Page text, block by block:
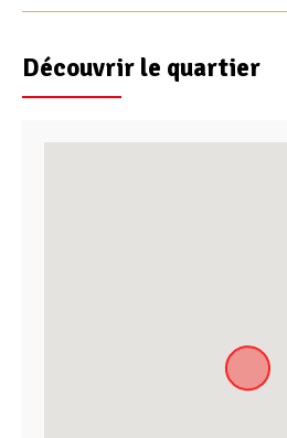
Découvrir le quartier